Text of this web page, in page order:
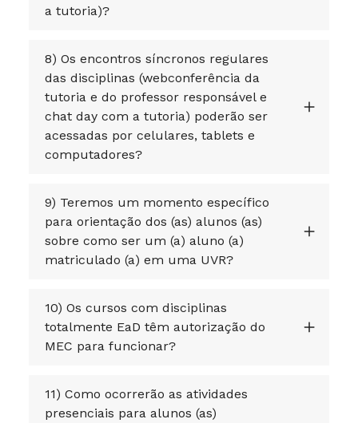
a tutoria)?
8) Os encontros síncronos regulares
das disciplinas (webconferência da
tutoria e do professor responsável e
chat day com a tutoria) poderão ser
acessadas por celulares, tablets e
computadores?
9) Teremos um momento específico
para orientação dos (as) alunos (as)
sobre como ser um (a) aluno (a)
matriculado (a) em uma UVR?
10) Os cursos com disciplinas
totalmente EaD têm autorização do
MEC para funcionar?
11) Como ocorrerão as atividades
presenciais para alunos (as)